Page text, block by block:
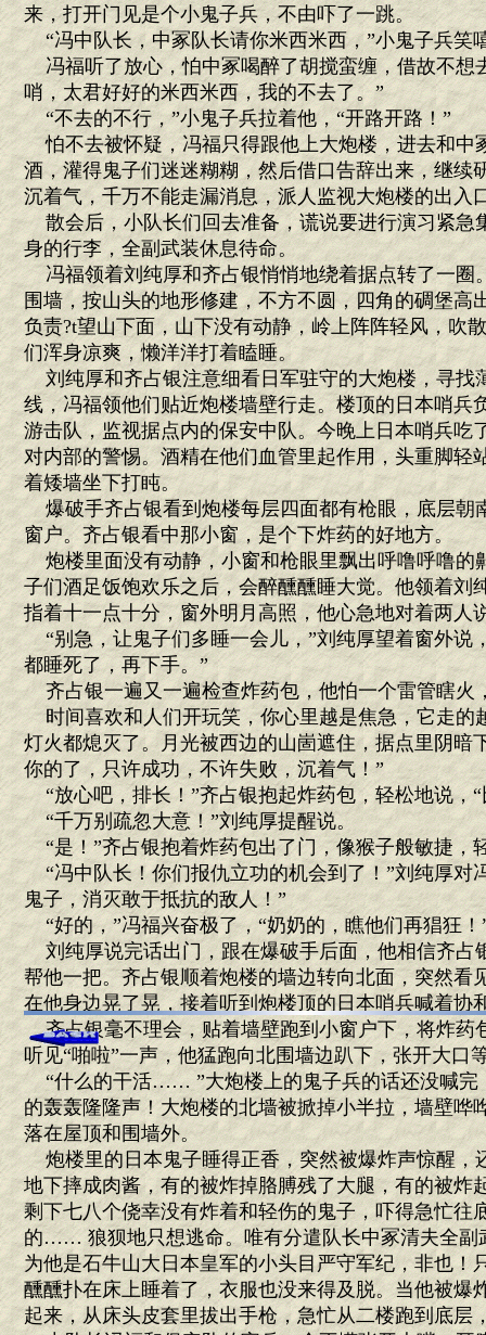
来，打开门见是个小鬼子兵，不由吓了一跳。
“冯中队长，中冢队长请你米西米西，”小鬼子兵笑
冯福听了放心，怕中冢喝醉了胡搅蛮缠，借故不想
哨，太君好好的米西米西，我的不去了。”
“不去的不行，”小鬼子兵拉着他，“开路开路！”
怕不去被怀疑，冯福只得跟他上大炮楼，进去和中
酒，灌得鬼子们迷迷糊糊，然后借口告辞出来，继续
沉着气，千万不能走漏消息，派人监视大炮楼的出入
散会后，小队长们回去准备，谎说要进行演习紧急
身的行李，全副武装休息待命。
冯福领着刘纯厚和齐占银悄悄地绕着据点转了一圈
围墙，按山头的地形修建，不方不圆，四角的碉堡高
负责?t望山下面，山下没有动静，岭上阵阵轻风，吹
们浑身凉爽，懒洋洋打着瞌睡。
刘纯厚和齐占银注意细看日军驻守的大炮楼，寻找
线，冯福领他们贴近炮楼墙壁行走。楼顶的日本哨兵
游击队，监视据点内的保安中队。今晚上日本哨兵吃
对内部的警惕。酒精在他们血管里起作用，头重脚轻
着矮墙坐下打盹。
爆破手齐占银看到炮楼每层四面都有枪眼，底层朝
窗户。齐占银看中那小窗，是个下炸药的好地方。
炮楼里面没有动静，小窗和枪眼里飘出呼噜呼噜的
子们酒足饭饱欢乐之后，会醉醺醺睡大觉。他领着刘
指着十一点十分，窗外明月高照，他心急地对着两人
“别急，让鬼子们多睡一会儿，”刘纯厚望着窗外说
都睡死了，再下手。”
齐占银一遍又一遍检查炸药包，他怕一个雷管瞎火
时间喜欢和人们开玩笑，你心里越是焦急，它走的
灯火都熄灭了。月光被西边的山崮遮住，据点里阴暗
你的了，只许成功，不许失败，沉着气！”
“放心吧，排长！”齐占银抱起炸药包，轻松地说，“
“千万别疏忽大意！”刘纯厚提醒说。
“是！”齐占银抱着炸药包出了门，像猴子般敏捷，
“冯中队长！你们报仇立功的机会到了！”刘纯厚对
鬼子，消灭敢于抵抗的敌人！”
“好的，”冯福兴奋极了，“奶奶的，瞧他们再猖狂！
刘纯厚说完话出门，跟在爆破手后面，他相信齐占
帮他一把。齐占银顺着炮楼的墙边转向北面，突然看
在他身边晃了晃，接着听到炮楼顶的日本哨兵喊着协
齐占银毫不理会，贴着墙壁跑到小窗户下，将炸药
听见“啪啦”一声，他猛跑向北围墙边趴下，张开大口
“什么的干活…… ”大炮楼上的鬼子兵的话还没喊完
的轰轰隆隆声！大炮楼的北墙被掀掉小半拉，墙壁哗
落在屋顶和围墙外。
炮楼里的日本鬼子睡得正香，突然被爆炸声惊醒，
地下摔成肉酱，有的被炸掉胳膊残了大腿，有的被炸
剩下七八个侥幸没有炸着和轻伤的鬼子，吓得急忙往
的…… 狼狈地只想逃命。唯有分遣队长中冢清夫全副
为他是石牛山大日本皇军的小头目严守军纪，非也！
醺醺扑在床上睡着了，衣服也没来得及脱。当他被爆
起来，从床头皮套里拔出手枪，急忙从二楼跑到底层